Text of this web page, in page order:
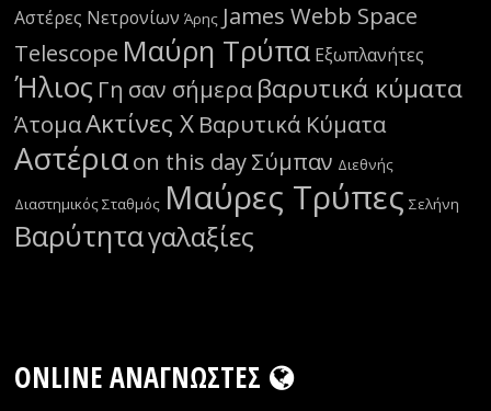
Αστέρες Νετρονίων Άρης James Webb Space
Telescope Μαύρη Τρύπα Εξωπλανήτες
Ήλιος Γη σαν σήμερα βαρυτικά κύματα
ΆτομαΑκτίνες Χ Βαρυτικά Κύματα
Αστέριαon this dayΣύμπαν Διεθνής
Διαστημικός Σταθμός Μαύρες Τρύπες Σελήνη
Βαρύτηταγαλαξίες
ONLINE ΑΝΑΓΝΏΣΤΕΣ